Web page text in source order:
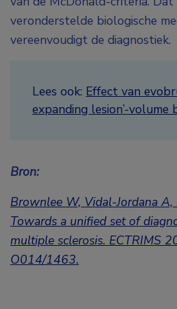
veronderstelde biologische
vereenvoudigt de diagnostiek.
Lees ook: Effect van
expanding lesion’-volume
Bron:
Brownlee W, Vidal-Jordana A,
Towards a unified set of
multiple sclerosis. ECTRIMS
O014/1463.